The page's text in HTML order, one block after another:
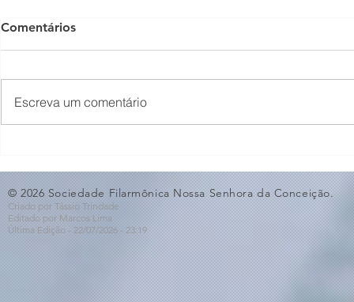
🎵🎶
ao Dia dos
Comentários
Escreva um comentário
© 2026 Sociedade Filarmônica Nossa Senhora da Conceição.
Criado por Tássio Trindade
Editado por Marcos Lima
Última Edição - 22/07/2026 - 23:19